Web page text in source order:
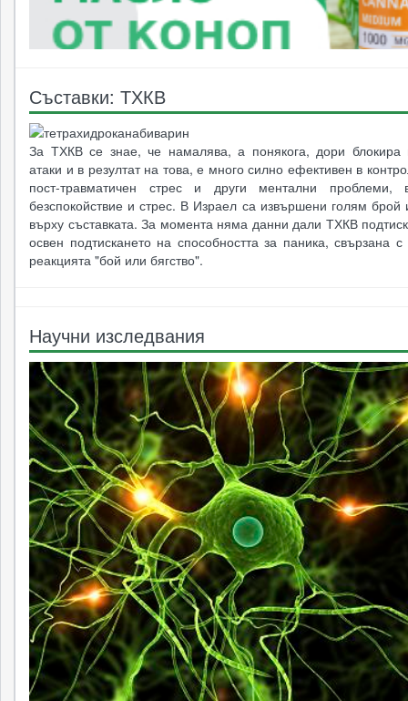
Съставки: ТХКВ
За ТХКВ се знае, че намалява, а понякога, дори блокира
атаки и в резултат на това, е много силно ефективен в
пост-травматичен стрес и други ментални проблеми,
безспокойствие и стрес. В Израел са извършени голям брой
върху съставката. За момента няма данни дали ТХКВ
освен подтискането на способността за паника, свързана
реакцията "бой или бягство".
Научни изследвания